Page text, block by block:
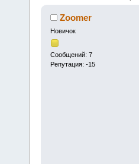
Zoomer
Новичок
Сообщений: 7
Репутация: -15